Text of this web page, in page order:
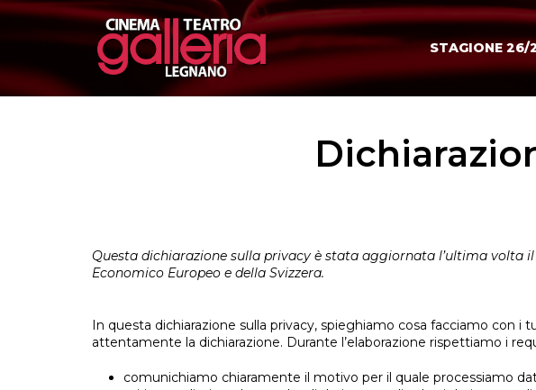
STAGIONE 26/
Questa dichiarazione sulla privacy è stata aggiornata l’ultima volta
Economico Europeo e della Svizzera.
In questa dichiarazione sulla privacy, spieghiamo cosa facciamo con i
attentamente la dichiarazione. Durante l’elaborazione rispettiamo i
comunichiamo chiaramente il motivo per il quale processiamo